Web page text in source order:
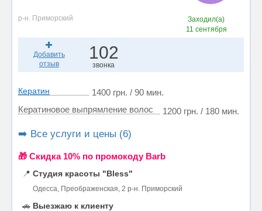
р-н. Приморский
Заходил(а)
11 сентября
Добавить
отзыв
102
звонка
Кератин
1400 грн. / 90 мин.
Кератиновое выпрямление волос
1200 грн. / 180 мин.
➡️ Все услуги и цены (6)
🎁 Cкидка 10% по промокоду Barb
📍 Студия красоты "Bless"
Одесса, Преображенская, 2 р-н. Приморский
🚗 Выезжаю к клиенту